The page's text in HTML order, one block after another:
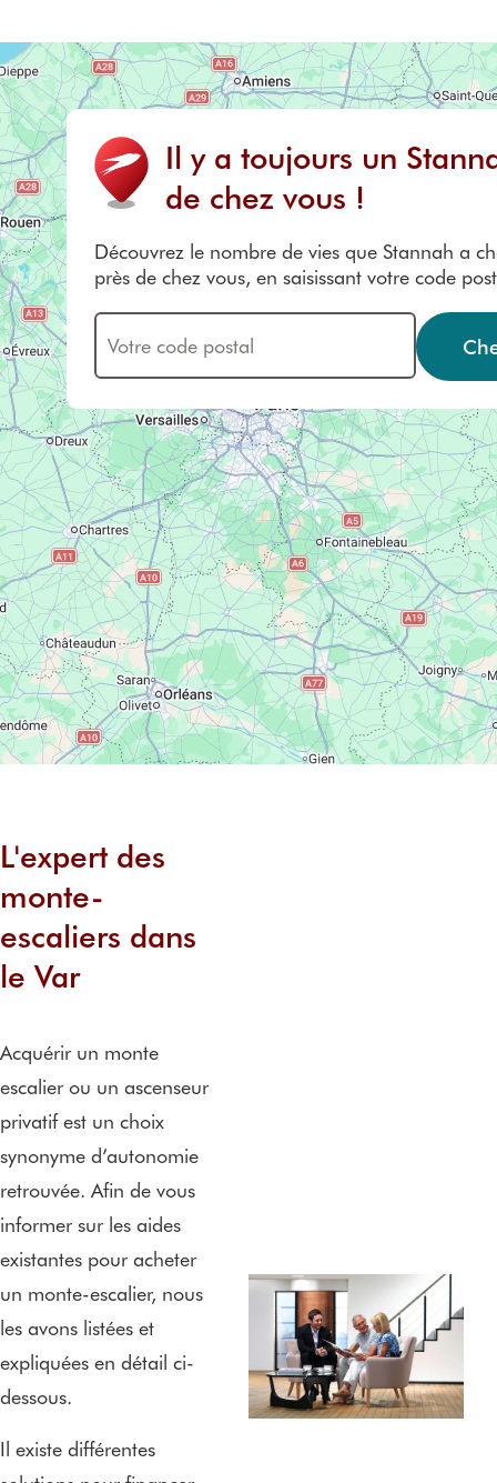
Il y a toujours un
de chez vous !
Découvrez le nombre de vies que Stannah a
près de chez vous, en saisissant votre code
L'expert des
monte-
escaliers dans
le Var
Acquérir un monte
escalier ou un ascenseur
privatif est un choix
synonyme d’autonomie
retrouvée. Afin de vous
informer sur les aides
existantes pour acheter
un monte-escalier, nous
les avons listées et
expliquées en détail ci-
dessous.
Il existe différentes